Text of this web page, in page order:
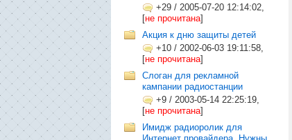
+29 / 2005-07-20 12:14:02,
[не прочитана]
Акция к дню защиты детей
+10 / 2002-06-03 19:11:58,
[не прочитана]
Слоган для рекламной
кампании радиостанции
+9 / 2003-05-14 22:25:19,
[не прочитана]
Имидж радиоролик для